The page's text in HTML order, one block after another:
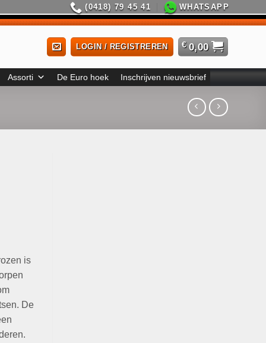
(0418) 79 45 41 WHATSAPP
LOGIN / REGISTREREN € 0,00
Assorti De Euro hoek Inschrijven nieuwsbrief
is
De